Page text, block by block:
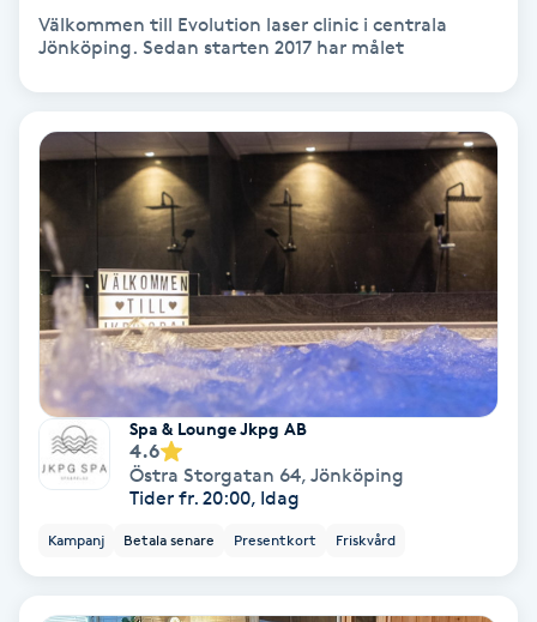
Medium
Mesoterapi
MicroPen
Microshading
Mixfransar
Nagelförlängning
Nagelförlängning akryl
Välkommen till Evolution laser clinic i centrala
Jönköping. Sedan starten 2017 har målet
Spa & Lounge Jkpg AB
4.6
Östra Storgatan 64, Jönköping
Tider fr. 20:00, Idag
Kampanj Betala senare Presentkort Friskvård